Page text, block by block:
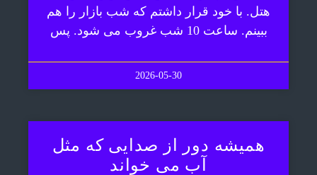
هتل. با خود قرار داشتم که شب بازار را هم
ببینم. ساعت 10 شب غروب می شود. پس
2026-05-30
همیشه دور از صدایی که مثل
آب می خواند